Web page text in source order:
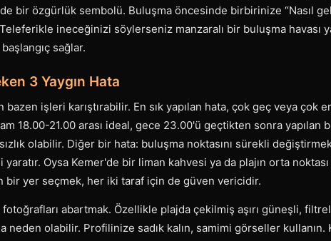
bir özgürlük sembolü. Buluşma öncesinde birbirinize “Nasıl
Teleferikle ineceğinizi söylerseniz manzaralı bir buluşma havası
sağlar.
3 Yaygın Hata
işleri karıştırabilir. En sık yapılan hata, çok geç veya çok
18.00-21.00 arası ideal, gece 23.00'ü geçtikten sonra yapılan
olabilir. Diğer bir hata: buluşma noktasını sürekli
Oysa Kemer'de bir liman kahvesi ya da plajın orta
bir yer seçmek, her iki taraf için de güven vericidir.
fotoğrafları abartmak. Özellikle plajda çekilmiş aşırı güneşli,
neden olabilir. Profilinize sadık kalın, samimi görseller kullanın.